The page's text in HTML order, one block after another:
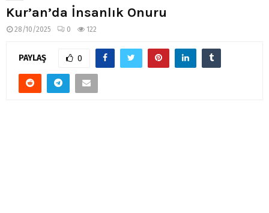
Kur’an’da İnsanlık Onuru
28/10/2025 0 122
PAYLAŞ 0